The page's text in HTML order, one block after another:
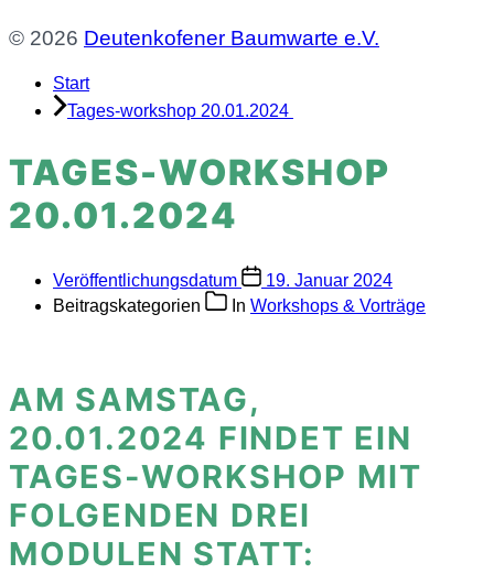
© 2026 Deutenkofener Baumwarte e.V.
Start
Tages-workshop 20.01.2024
TAGES-WORKSHOP
20.01.2024
Veröffentlichungsdatum
19. Januar 2024
Beitragskategorien
In Workshops & Vorträge
AM SAMSTAG,
20.01.2024 FINDET EIN
TAGES-WORKSHOP MIT
FOLGENDEN DREI
MODULEN STATT: